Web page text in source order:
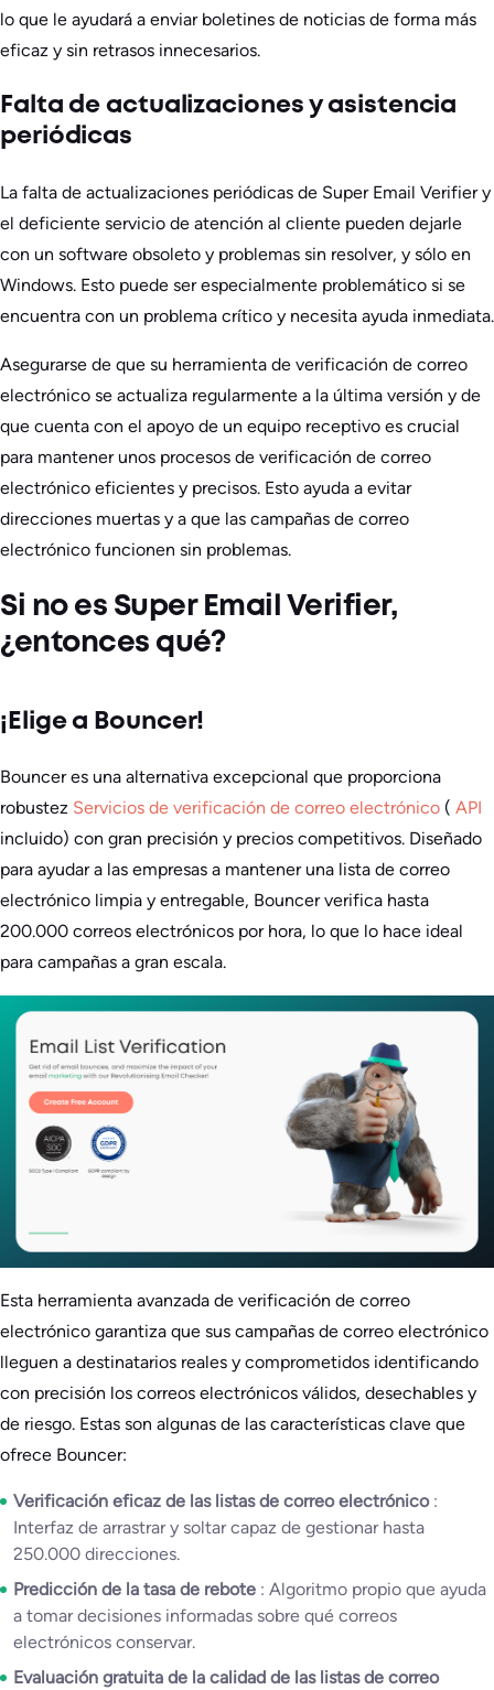
lo que le ayudará a enviar boletines de noticias de forma más
eficaz y sin retrasos innecesarios.
Falta de actualizaciones y asistencia
periódicas
La falta de actualizaciones periódicas de Super Email Verifier y
el deficiente servicio de atención al cliente pueden dejarle
con un software obsoleto y problemas sin resolver, y sólo en
Windows. Esto puede ser especialmente problemático si se
encuentra con un problema crítico y necesita ayuda inmediata.
Asegurarse de que su herramienta de verificación de correo
electrónico se actualiza regularmente a la última versión y de
que cuenta con el apoyo de un equipo receptivo es crucial
para mantener unos procesos de verificación de correo
electrónico eficientes y precisos. Esto ayuda a evitar
direcciones muertas y a que las campañas de correo
electrónico funcionen sin problemas.
Si no es Super Email Verifier,
¿entonces qué?
¡Elige a Bouncer!
Bouncer es una alternativa excepcional que proporciona
robustez Servicios de verificación de correo electrónico ( API
incluido) con gran precisión y precios competitivos. Diseñado
para ayudar a las empresas a mantener una lista de correo
electrónico limpia y entregable, Bouncer verifica hasta
200.000 correos electrónicos por hora, lo que lo hace ideal
para campañas a gran escala.
Esta herramienta avanzada de verificación de correo
electrónico garantiza que sus campañas de correo electrónico
lleguen a destinatarios reales y comprometidos identificando
con precisión los correos electrónicos válidos, desechables y
de riesgo. Estas son algunas de las características clave que
ofrece Bouncer:
Verificación eficaz de las listas de correo electrónico :
Interfaz de arrastrar y soltar capaz de gestionar hasta
250.000 direcciones.
Predicción de la tasa de rebote : Algoritmo propio que ayuda
a tomar decisiones informadas sobre qué correos
electrónicos conservar.
Evaluación gratuita de la calidad de las listas de correo